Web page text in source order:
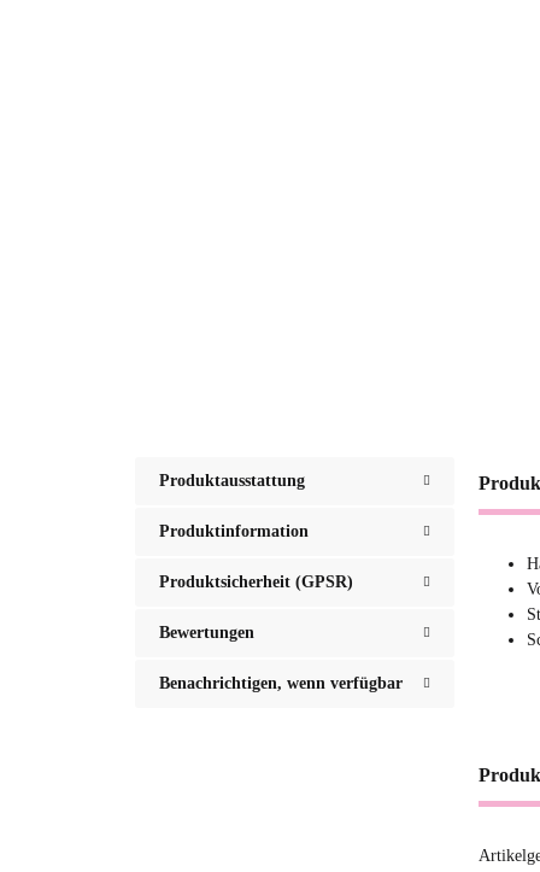
Produktausstattung
Produktinformation
Produktsicherheit (GPSR)
Bewertungen
Benachrichtigen, wenn verfügbar
Wert